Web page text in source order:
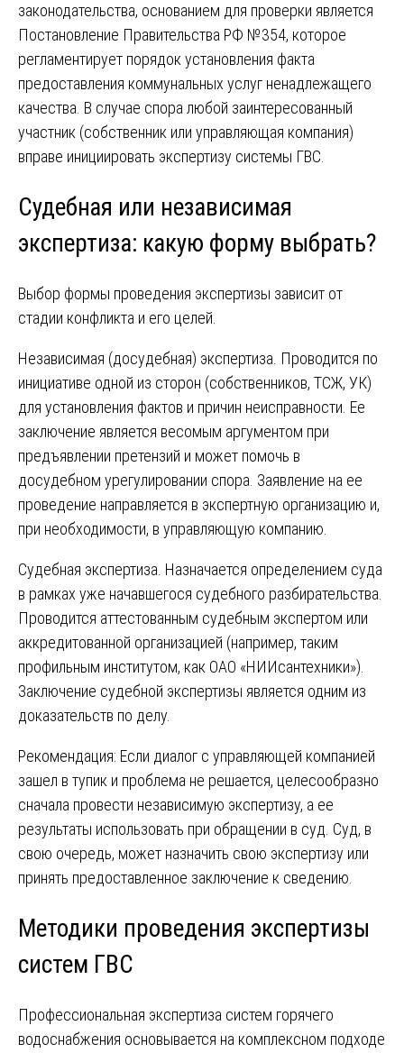
законодательства, основанием для проверки является
Постановление Правительства РФ №354, которое
регламентирует порядок установления факта
предоставления коммунальных услуг ненадлежащего
качества. В случае спора любой заинтересованный
участник (собственник или управляющая компания)
вправе инициировать экспертизу системы ГВС.
Судебная или независимая
экспертиза: какую форму выбрать?
Выбор формы проведения экспертизы зависит от
стадии конфликта и его целей.
Независимая (досудебная) экспертиза. Проводится по
инициативе одной из сторон (собственников, ТСЖ, УК)
для установления фактов и причин неисправности. Ее
заключение является весомым аргументом при
предъявлении претензий и может помочь в
досудебном урегулировании спора. Заявление на ее
проведение направляется в экспертную организацию и,
при необходимости, в управляющую компанию.
Судебная экспертиза. Назначается определением суда
в рамках уже начавшегося судебного разбирательства.
Проводится аттестованным судебным экспертом или
аккредитованной организацией (например, таким
профильным институтом, как ОАО «НИИсантехники»).
Заключение судебной экспертизы является одним из
доказательств по делу.
Рекомендация: Если диалог с управляющей компанией
зашел в тупик и проблема не решается, целесообразно
сначала провести независимую экспертизу, а ее
результаты использовать при обращении в суд. Суд, в
свою очередь, может назначить свою экспертизу или
принять предоставленное заключение к сведению.
Методики проведения экспертизы
систем ГВС
Профессиональная экспертиза систем горячего
водоснабжения основывается на комплексном подходе